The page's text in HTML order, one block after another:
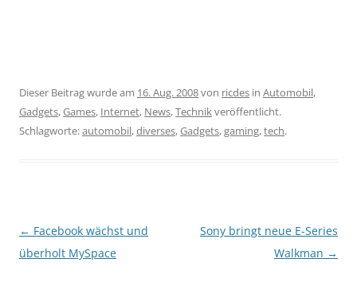
Dieser Beitrag wurde am 16. Aug. 2008von ricdes in Automobil,
Gadgets,Games, Internet, News,Technikveröffentlicht.
Schlagworte:automobil,diverses,Gadgets,gaming,tech.
Beitragsnavigation
← Facebook wächst und
überholt MySpace
Sony bringt neue E-Series
Walkman →